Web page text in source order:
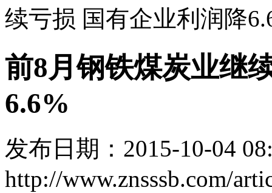
续亏损 国有企业利润降
前8月钢铁煤炭业继
6.6%
发布日期：2015-10-04
http://www.znsssb.com/